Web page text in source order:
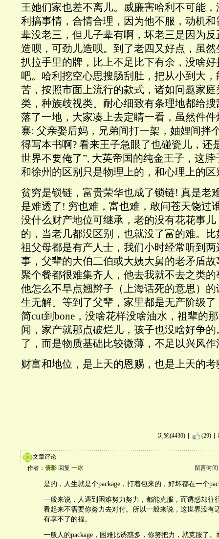
王她们家也差不离儿。威廉害哈利不可能
利搞事情，合情合理，因为他不服，动机
辈没老三，但儿子辈有啊，坏老三是因为
造呗，可劲儿造呗。到了老四又好点，虽
扒拉手里的牌，比上不足比下有余，没啥
吧。哈利挖空心思搜肠刮肚，把从小到大
苦，按照市面上流行的款式，诸如问题家
类，种族歧视类。耐心细致有条理地都给
落了一地，大家凑上去定睛一看，虽然件
寨: 父亲娶后妈，兄弟间打一架，妯娌间拌
得写本书啊? 看来王子急眼了也碰瓷儿，还
世界不要俺了”, 大英帝国的纯金王子，这
和徐州的区别只是物理上的，和心理上的区
贫穷是锁链，富贵荣华也成了锁链! 真是老
是难透了! 穷也难，富也难，敢问苍天饶过
没什么财产地位可继承，老的没有花花事
的，当老几都没区别，也就没了富的难。
祖父母都是有产人士，我们小时经常听到
事，父辈的大伯二伯或大姨大舅的老矛盾
聚个餐都很难集齐人，他去我就不去之类
他怎么不早点翘辫子（上海话死的意思）
生无解。等到了父辈，家里都是无产阶级
简cut到bone，没啥花样没啥油水，祖辈的
闻，家产就那点破烂儿，孩子也没啥好争
了，而是物质基础比较微薄，不足以兴风
财富和地位，是上天的恩赐，也是上天的考
浏览(4430) (29)
文章评论
作者： 倩影 回复 一冰 留言时间
是的，人生就是个package，打着包来的，好坏都在一个
一般来说，人遇到困难努力努力，都能克服，而诱惑却往
看起来不需要你努力去对付。所以一般来说，这世界没有
有享不了的福。
一般人的package，困难比诱惑多，你努把力，就克服了